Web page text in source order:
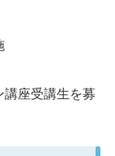
講座受講生を募